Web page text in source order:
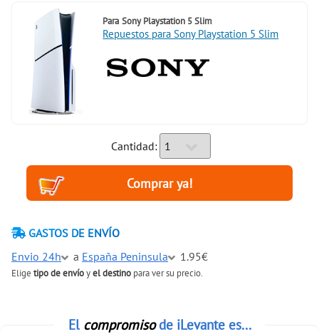
Para Sony Playstation 5 Slim
Repuestos para Sony Playstation 5 Slim
Cantidad:
GASTOS DE ENVÍO
Envio 24h
a España Peninsula 1.95€
Elige tipo de envíoyel destino para ver su precio.
El compromisode iLevante es...